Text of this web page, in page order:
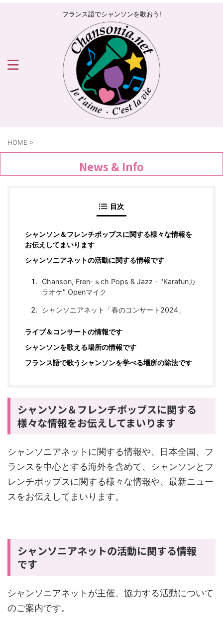
フランス語でシャンソンを歌おう!
HOME >
News & Info
目次
シャンソン＆フレンチポップスに関する様々な情報を
お伝えしてまいります
シャンソニアネットの活動に関する情報です
Chanson, Fren-ｓch Pops & Jazz - "Karafunカ
ラオケ" Openマイク
シャンソニアネット「春のコンサート2024」
ライブ＆コンサートの情報です
シャンソンを歌える場所の情報です
フランス語で歌うシャンソンを学べる場所の除法です
シャンソン＆フレンチポップスに関する
様々な情報をお伝えしてまいります
シャンソニアネットに関する情報や、日本全国、フ
ランスを中心とする海外を含めて、シャンソンとフ
レンチポップスに関する様々な情報や、最新ニュー
スをお伝えしてまいります。
シャンソニアネットの活動に関する情報
です
シャンソニアネットが主催、協力する活動について
のご案内です。